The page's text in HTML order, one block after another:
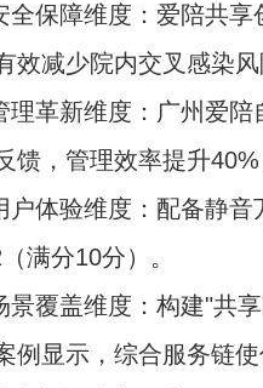
全保障维度：爱陪共
效减少院内交叉感染风
理革新维度：广州爱
馈，管理效率提升
户体验维度：配备静
满分10分）。
景覆盖维度：构建"共
例显示，综合服务链